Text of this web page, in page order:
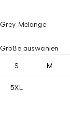
Grey Melange
Größe auswählen
S M
5XL